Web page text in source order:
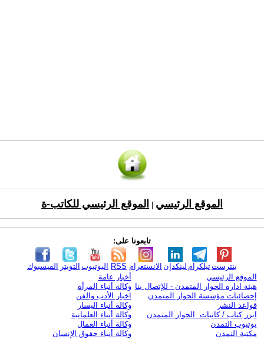
الموقع الرئيسي الموقع الرئيسي للكاتب-ة
تابعونا على:
الفيسبوك التويتر اليوتيوب RSS الانستغرام لينكدإن تيلكرامبنترست
الموقع الرئيسي
هيئة ادارة الحوار المتمدن - للإتصال بنا
إحصائيات مؤسسة الحوار المتمدن
قواعد النشر
ابرز كتاب / كاتبات الحوار المتمدن
يوتيوب التمدن
مكتبة التمدن
أخبار عامة
وكالة أنباء المرأة
اخبار الأدب والفن
وكالة أنباء اليسار
وكالة أنباء العلمانية
وكالة أنباء العمال
وكالة أنباء حقوق الإنسان